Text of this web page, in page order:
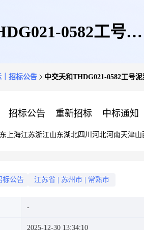
0582工号泥
开竞争性谈判采购
｜招标公告 中交天和THDG021-0582工号
招标公告 重新招标 中标通知
上海江苏浙江山东湖北四川 河北河南天津山
标公告 江苏省 苏州市 常熟市
2025-12-30 13:34:10